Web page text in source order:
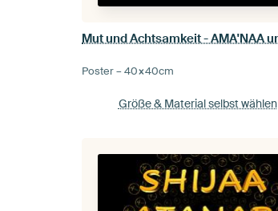
Poster –40×40cm
Größe & Material selbst wählen